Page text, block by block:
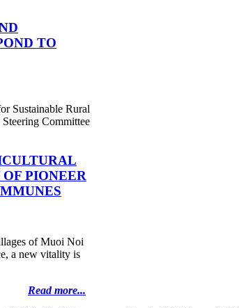
TO
Sustainable Rural
Committee
PIONEER
of Muoi Noi
a new vitality is
Read more...